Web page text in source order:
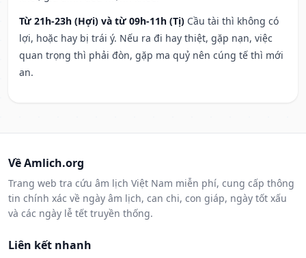
Từ 21h-23h (Hợi) và từ 09h-11h (Tị) Cầu tài thì không có
lợi, hoặc hay bị trái ý. Nếu ra đi hay thiệt, gặp nạn, việc
quan trọng thì phải đòn, gặp ma quỷ nên cúng tế thì mới
an.
Về Amlich.org
Trang web tra cứu âm lịch Việt Nam miễn phí, cung cấp thông
tin chính xác về ngày âm lịch, can chi, con giáp, ngày tốt xấu
và các ngày lễ tết truyền thống.
Liên kết nhanh